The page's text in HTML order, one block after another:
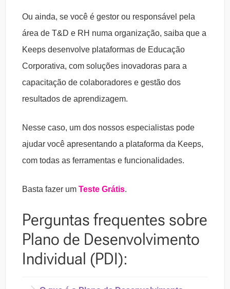
Ou ainda, se você é gestor ou responsável pela
área de T&D e RH numa organização, saiba que a
Keeps desenvolve plataformas de Educação
Corporativa, com soluções inovadoras para a
capacitação de colaboradores e gestão dos
resultados de aprendizagem.
Nesse caso, um dos nossos especialistas pode
ajudar você apresentando a plataforma da Keeps,
com todas as ferramentas e funcionalidades.
Basta fazer um Teste Grátis.
Perguntas frequentes sobre
Plano de Desenvolvimento
Individual (PDI):